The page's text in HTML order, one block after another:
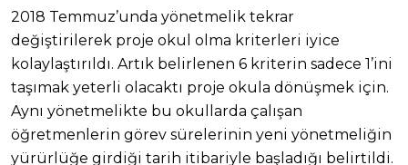
2018 Temmuz’unda yönetmelik tekrar
değiştirilerek proje okul olma kriterleri iyice
kolaylaştırıldı. Artık belirlenen 6 kriterin sadece 1’ini
taşımak yeterli olacaktı proje okula dönüşmek için.
Aynı yönetmelikte bu okullarda çalışan
öğretmenlerin görev sürelerinin yeni yönetmeliğin
yürürlüğe girdiği tarih itibariyle başladığı belirtildi.